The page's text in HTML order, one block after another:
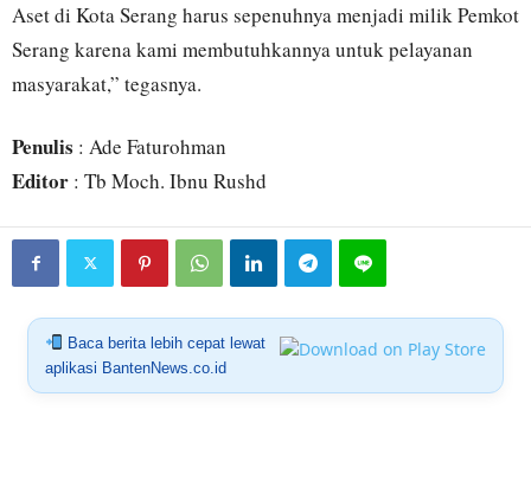
Aset di Kota Serang harus sepenuhnya menjadi milik Pemkot
Serang karena kami membutuhkannya untuk pelayanan
masyarakat,” tegasnya.
Penulis : Ade Faturohman
Editor : Tb Moch. Ibnu Rushd
Baca berita lebih cepat lewat
aplikasi BantenNews.co.id